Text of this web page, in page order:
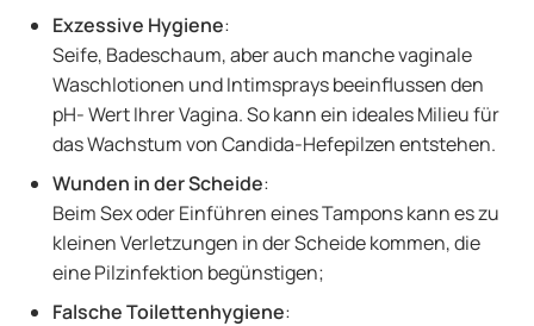
Exzessive Hygiene:
Seife, Badeschaum, aber auch manche vaginale
Waschlotionen und Intimsprays beeinflussen den
pH- Wert Ihrer Vagina. So kann ein ideales Milieu für
das Wachstum von Candida-Hefepilzen entstehen.
Wunden in der Scheide:
Beim Sex oder Einführen eines Tampons kann es zu
kleinen Verletzungen in der Scheide kommen, die
eine Pilzinfektion begünstigen;
Falsche Toilettenhygiene: